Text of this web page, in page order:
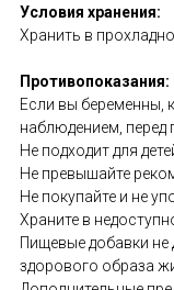
Условия хранения:
Хранить в
Противопоказания:
Если вы беременны,
наблюдением, перед
Не подходит для
Не превышайте
Не покупайте и не
Храните в
Пищевые добавки
здорового образа